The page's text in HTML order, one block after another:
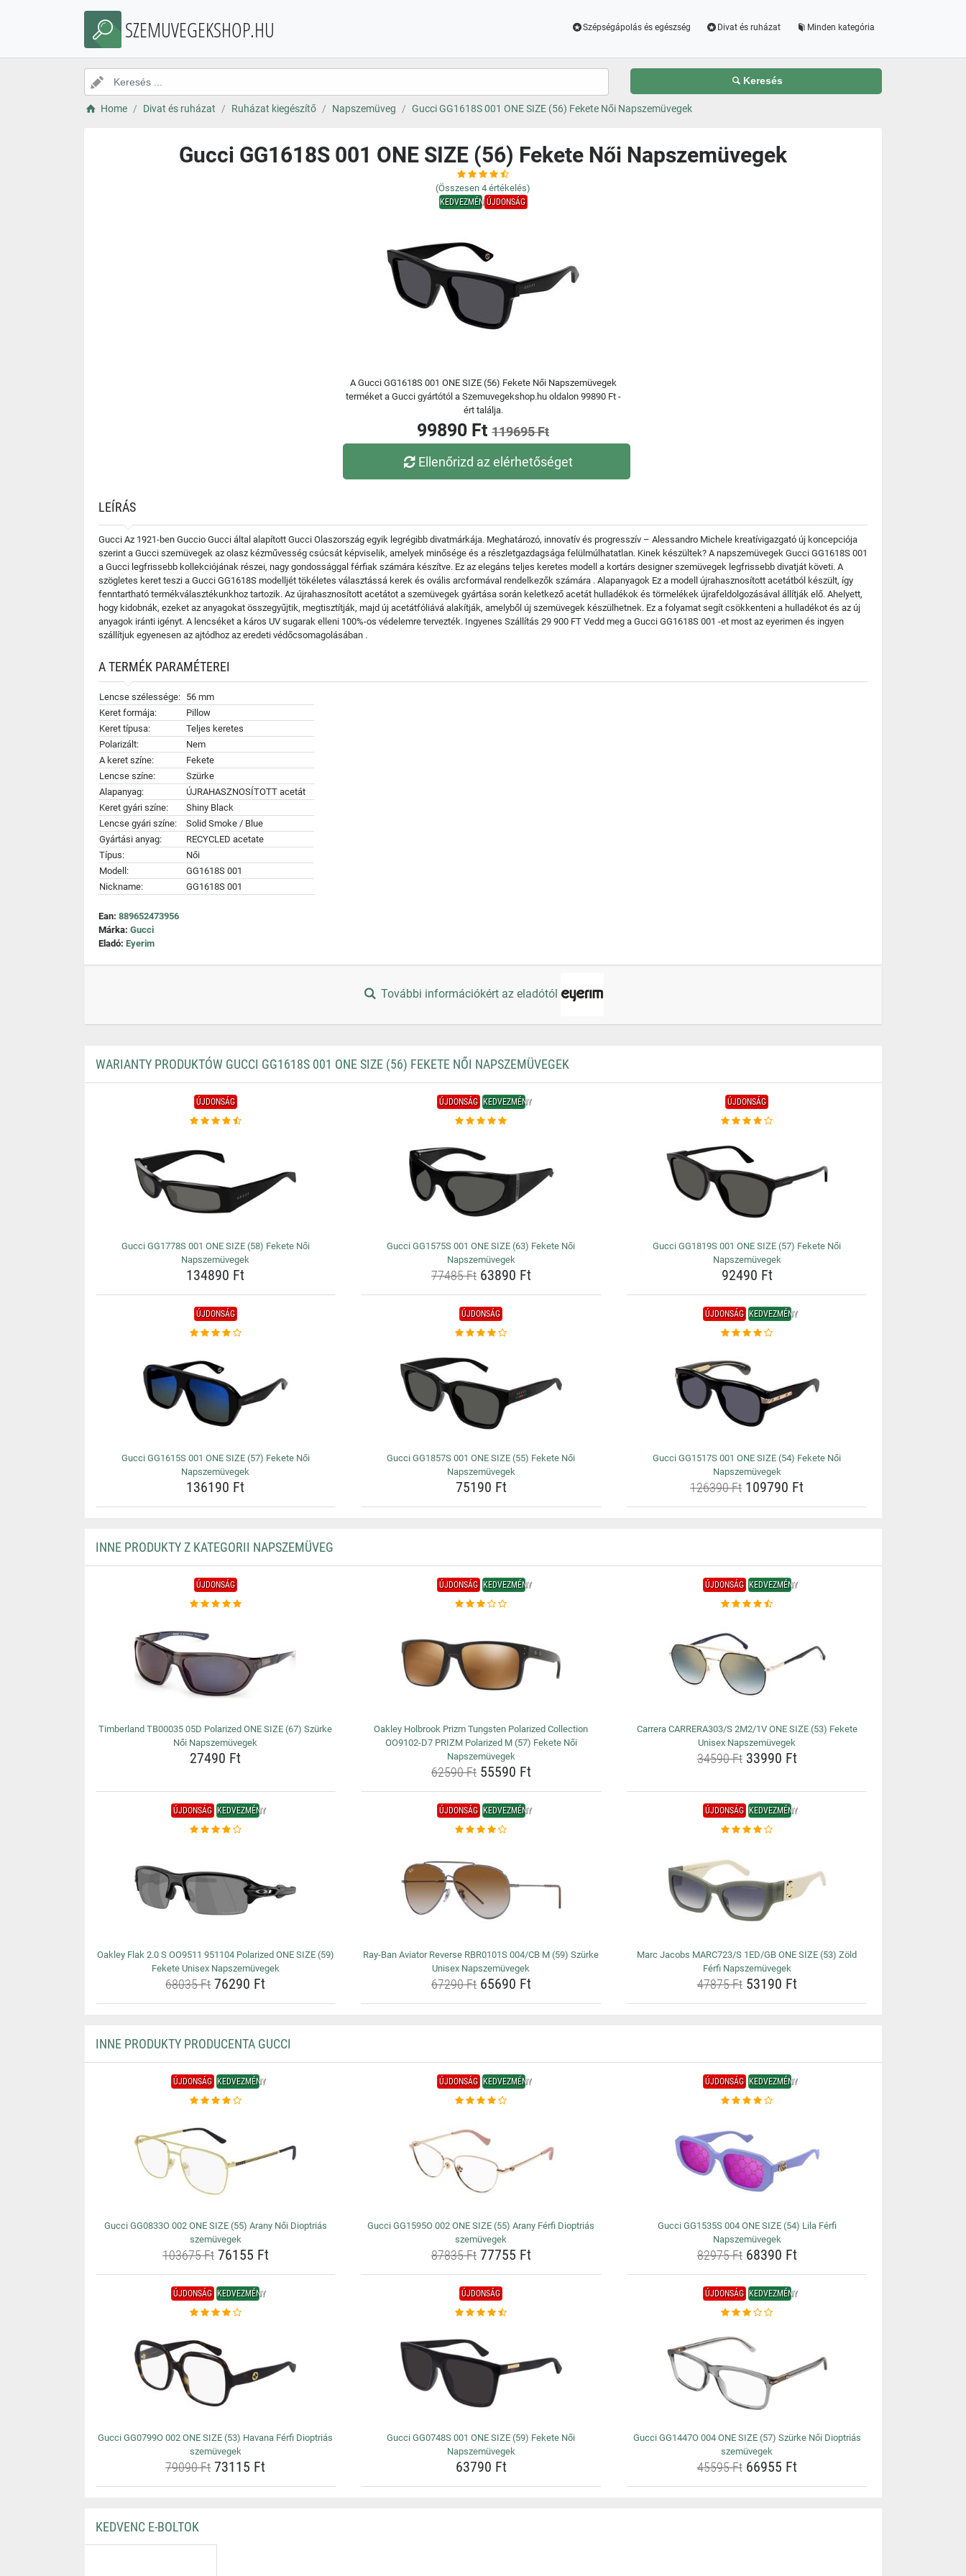
SZEMUVEGEKSHOP.HU Szépségápolás és egészség Divat és ruházat Minden kategória
Keresés
Home Divat és ruházat Ruházat kiegészítő Napszemüveg Gucci GG1618S 001 ONE SIZE (56) Fekete Női Napszemüvegek
Gucci GG1618S 001 ONE SIZE (56) Fekete Női Napszemüvegek
(Összesen 4 értékelés)
KEDVEZMÉNYÚJDONSÁG
A Gucci GG1618S 001 ONE SIZE (56) Fekete Női Napszemüvegek
terméket a Gucci gyártótól a Szemuvegekshop.hu oldalon 99890 Ft -
ért találja.
99890 Ft 119695 Ft
Ellenőrizd az elérhetőséget
LEÍRÁS
Gucci Az 1921-ben Guccio Gucci által alapított Gucci Olaszország egyik legrégibb divatmárkája. Meghatározó, innovatív és progresszív – Alessandro Michele kreatívigazgató új koncepciója
szerint a Gucci szemüvegek az olasz kézművesség csúcsát képviselik, amelyek minősége és a részletgazdagsága felülmúlhatatlan. Kinek készültek? A napszemüvegek Gucci GG1618S 001
a Gucci legfrissebb kollekciójának részei, nagy gondossággal férfiak számára készítve. Ez az elegáns teljes keretes modell a kortárs designer szemüvegek legfrissebb divatját követi. A
szögletes keret teszi a Gucci GG1618S modelljét tökéletes választássá kerek és ovális arcformával rendelkezők számára . Alapanyagok Ez a modell újrahasznosított acetátból készült, így
fenntartható termékválasztékunkhoz tartozik. Az újrahasznosított acetátot a szemüvegek gyártása során keletkező acetát hulladékok és törmelékek újrafeldolgozásával állítják elő. Ahelyett,
hogy kidobnák, ezeket az anyagokat összegyűjtik, megtisztítják, majd új acetátfóliává alakítják, amelyből új szemüvegek készülhetnek. Ez a folyamat segít csökkenteni a hulladékot és az új
anyagok iránti igényt. A lencséket a káros UV sugarak elleni 100%-os védelemre tervezték. Ingyenes Szállítás 29 900 FT Vedd meg a Gucci GG1618S 001 -et most az eyerimen és ingyen
szállítjuk egyenesen az ajtódhoz az eredeti védőcsomagolásában .
A TERMÉK PARAMÉTEREI
Lencse szélessége: 56 mm
Keret formája:
Pillow
Keret típusa:
Teljes keretes
Polarizált:
Nem
A keret színe:
Fekete
Lencse színe:
Szürke
Alapanyag:
ÚJRAHASZNOSÍTOTT acetát
Keret gyári színe:
Shiny Black
Lencse gyári színe:
Solid Smoke / Blue
Gyártási anyag:
RECYCLED acetate
Típus:
Női
Modell:
GG1618S 001
Nickname:
GG1618S 001
Ean: 889652473956
Márka: Gucci
Eladó: Eyerim
További információkért az eladótól
WARIANTY PRODUKTÓW GUCCI GG1618S 001 ONE SIZE (56) FEKETE NŐI NAPSZEMÜVEGEK
ÚJDONSÁG
Gucci GG1778S 001 ONE SIZE (58) Fekete Női
Napszemüvegek
134890 Ft
ÚJDONSÁG KEDVEZMÉNY
Gucci GG1575S 001 ONE SIZE (63) Fekete Női
Napszemüvegek
77485 Ft63890 Ft
ÚJDONSÁG
Gucci GG1819S 001 ONE SIZE (57) Fekete Női
Napszemüvegek
92490 Ft
ÚJDONSÁG
Gucci GG1615S 001 ONE SIZE (57) Fekete Női
Napszemüvegek
136190 Ft
ÚJDONSÁG
Gucci GG1857S 001 ONE SIZE (55) Fekete Női
Napszemüvegek
75190 Ft
ÚJDONSÁG KEDVEZMÉNY
Gucci GG1517S 001 ONE SIZE (54) Fekete Női
Napszemüvegek
126390 Ft 109790 Ft
INNE PRODUKTY Z KATEGORII NAPSZEMÜVEG
ÚJDONSÁG
Timberland TB00035 05D Polarized ONE SIZE (67) Szürke
Női Napszemüvegek
27490 Ft
ÚJDONSÁG KEDVEZMÉNY
Oakley Holbrook Prizm Tungsten Polarized Collection
OO9102-D7 PRIZM Polarized M (57) Fekete Női
Napszemüvegek
62590 Ft55590 Ft
ÚJDONSÁG KEDVEZMÉNY
Carrera CARRERA303/S 2M2/1V ONE SIZE (53) Fekete
Unisex Napszemüvegek
34590 Ft33990 Ft
ÚJDONSÁG KEDVEZMÉNY
Oakley Flak 2.0 S OO9511 951104 Polarized ONE SIZE (59)
Fekete Unisex Napszemüvegek
68035 Ft76290 Ft
ÚJDONSÁG KEDVEZMÉNY
Ray-Ban Aviator Reverse RBR0101S 004/CB M (59) Szürke
Unisex Napszemüvegek
67290 Ft65690 Ft
ÚJDONSÁG KEDVEZMÉNY
Marc Jacobs MARC723/S 1ED/GB ONE SIZE (53) Zöld
Férfi Napszemüvegek
47875 Ft53190 Ft
INNE PRODUKTY PRODUCENTA GUCCI
ÚJDONSÁG KEDVEZMÉNY
Gucci GG0833O 002 ONE SIZE (55) Arany Női Dioptriás
szemüvegek
103675 Ft76155 Ft
ÚJDONSÁG KEDVEZMÉNY
Gucci GG1595O 002 ONE SIZE (55) Arany Férfi Dioptriás
szemüvegek
87835 Ft77755 Ft
ÚJDONSÁG KEDVEZMÉNY
Gucci GG1535S 004 ONE SIZE (54) Lila Férfi
Napszemüvegek
82975 Ft68390 Ft
ÚJDONSÁG KEDVEZMÉNY
Gucci GG0799O 002 ONE SIZE (53) Havana Férfi Dioptriás
szemüvegek
79090 Ft73115 Ft
ÚJDONSÁG
Gucci GG0748S 001 ONE SIZE (59) Fekete Női
Napszemüvegek
63790 Ft
ÚJDONSÁG KEDVEZMÉNY
Gucci GG1447O 004 ONE SIZE (57) Szürke Női Dioptriás
szemüvegek
45595 Ft66955 Ft
KEDVENC E-BOLTOK